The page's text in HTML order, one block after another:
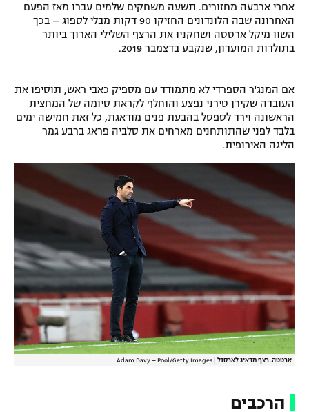
אחרי ארבעה מחזורים. תשעה משחקים שלמים עברו מאז הפעם
האחרונה שבה הלונדונים החזיקו 90 דקות מבלי לספוג – בכך
השוו מיקל ארטטה ושחקניו את הרצף השלילי הארוך ביותר
בתולדות המועדון, שנקבע בדצמבר 2019.
אם המנג'ר הספרדי לא מתמודד עם מספיק כאבי ראש, תוסיפו את
העובדה שקירן טירני נפצע והוחלף לקראת סיומה של המחצית
הראשונה וירד לספסל בהבעת פנים מודאגת, כל זאת חמישה ימים
בלבד לפני שהתותחנים מארחים את סלביה פראג ברבע גמר
הליגה האירופית.
ארטטה. רצף מדאיג לארסנל Adam Davy – Pool/Getty Images
הרכבים